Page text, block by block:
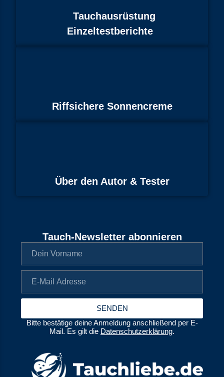
Tauchausrüstung
Einzeltestberichte
Riffsichere Sonnencreme
Über den Autor & Tester
Tauch-Newsletter abonnieren
SENDEN
Bitte bestätige deine Anmeldung anschließend per E-
Mail. Es gilt die Datenschutzerklärung.